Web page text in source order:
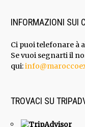
INFORMAZIONI SUI
Ci puoi telefonare à
Se vuoi segnarti il
qui:
TROVACI SU